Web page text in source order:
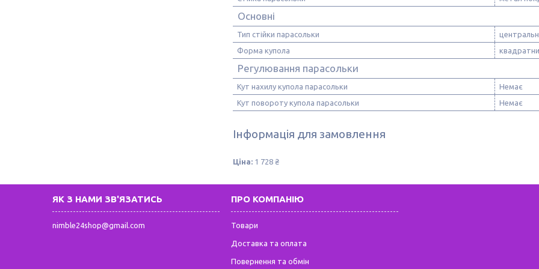
Основні
Тип стійки парасольки
Форма купола
Регулювання парасольки
Кут нахилу купола парасольки
Немає
Кут повороту купола парасольки
Немає
Інформація для замовлення
Ціна: 1 728 ₴
ЯК З НАМИ ЗВ'ЯЗАТИСЬ
nimble24shop@gmail.com
ПРО КОМПАНІЮ
Товари
Доставка та оплата
Повернення та обмін